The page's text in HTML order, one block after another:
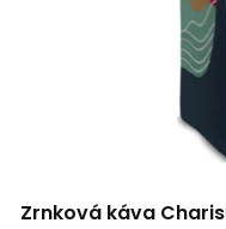
Zrnková káva